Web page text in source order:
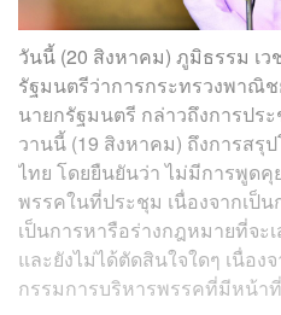
วันนี้ (20 สิงหาคม) ภูมิธรรม เ
รัฐมนตรีว่าการกระทรวงพาณิ
นายกรัฐมนตรี กล่าวถึงการปร
วานนี้ (19 สิงหาคม) ถึงการสรุ
ไทย โดยยืนยันว่า ไม่มีการพูด
พรรคในที่ประชุม เนื่องจากเป็
เป็นการหารือร่างกฎหมายที่จ
และยังไม่ได้ตัดสินใจใดๆ เนื่อ
กรรมการบริหารพรรคที่มีหน้า